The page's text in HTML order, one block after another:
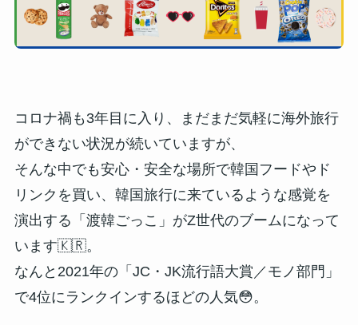
コロナ禍も3年目に入り、まだまだ気軽に海外旅行
ができない状況が続いていますが、
そんな中でも安心・安全な場所で韓国フードやド
リンクを買い、韓国旅行に来ているような感覚を
演出する「渡韓ごっこ」がZ世代のブームになって
います🇰🇷。
なんと2021年の「JC・JK流行語大賞／モノ部門」
で4位にランクインするほどの人気😳。